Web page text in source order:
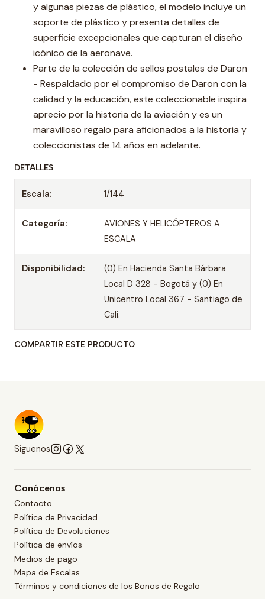
y algunas piezas de plástico, el modelo incluye un
soporte de plástico y presenta detalles de
superficie excepcionales que capturan el diseño
icónico de la aeronave.
Parte de la colección de sellos postales de Daron
- Respaldado por el compromiso de Daron con la
calidad y la educación, este coleccionable inspira
aprecio por la historia de la aviación y es un
maravilloso regalo para aficionados a la historia y
coleccionistas de 14 años en adelante.
DETALLES
Escala: 1/144
Categoría:
AVIONES Y HELICÓPTEROS A
ESCALA
Disponibilidad:
(0) En Hacienda Santa Bárbara
Local D 328 - Bogotá y (0) En
Unicentro Local 367 - Santiago de
Cali.
COMPARTIR ESTE PRODUCTO
Síguenos
Conócenos
Contacto
Política de Privacidad
Política de Devoluciones
Política de envíos
Medios de pago
Mapa de Escalas
Términos y condiciones de los Bonos de Regalo